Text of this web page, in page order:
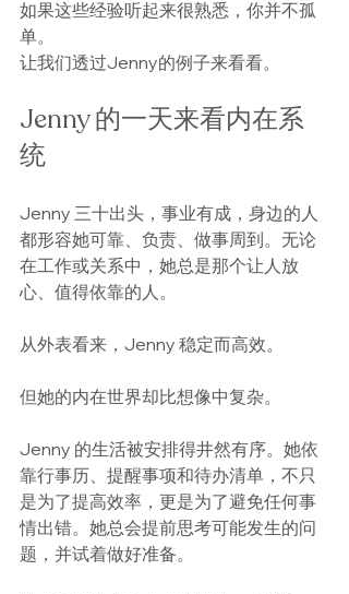
如果这些经验听起来很熟悉，你并不孤
单。
让我们透过Jenny的例子来看看。
Jenny 的一天来看内在系
统
Jenny 三十出头，事业有成，身边的人
都形容她可靠、负责、做事周到。无论
在工作或关系中，她总是那个让人放
心、值得依靠的人。
从外表看来，Jenny 稳定而高效。
但她的内在世界却比想像中复杂。
Jenny 的生活被安排得井然有序。她依
靠行事历、提醒事项和待办清单，不只
是为了提高效率，更是为了避免任何事
情出错。她总会提前思考可能发生的问
题，并试着做好准备。